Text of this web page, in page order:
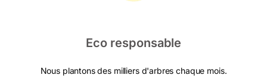
Eco responsable
Nous plantons des milliers d'arbres chaque mois.